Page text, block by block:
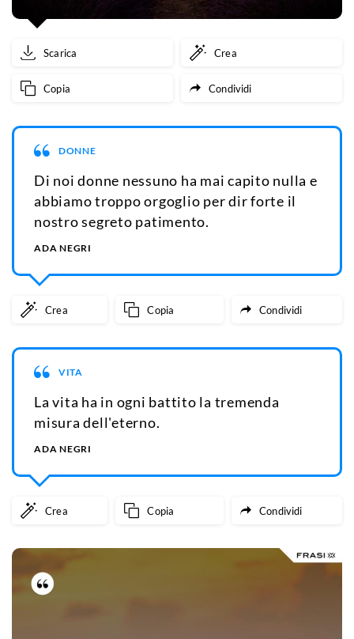
Scarica Crea
Copia Condividi
DONNE
Di noi donne nessuno ha mai capito nulla e
abbiamo troppo orgoglio per dir forte il
nostro segreto patimento.
ADA NEGRI
Crea Copia Condividi
VITA
La vita ha in ogni battito la tremenda
misura dell'eterno.
ADA NEGRI
Crea Copia Condividi